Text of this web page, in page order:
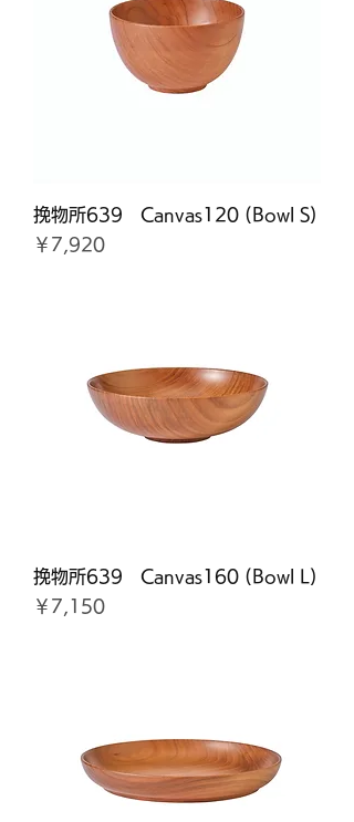
挽物所639 Canvas120 (Bowl S)
価格
￥7,920
挽物所639 Canvas160 (Bowl L)
価格
￥7,150